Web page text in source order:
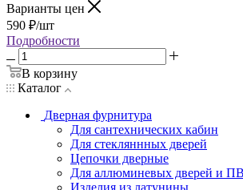
Варианты цен
590 ₽/шт
Подробности
В корзину
Каталог
Дверная фурнитура
Для сантехнических кабин
Для стекляннных дверей
Цепочки дверные
Для аллюминевых дверей и
Изделия из латунины